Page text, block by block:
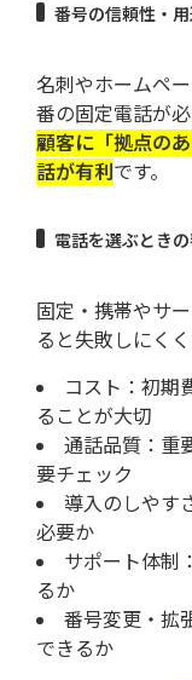
番号の信頼性・
名刺やホームペ
番の固定電話が
顧客に「拠点の
話が有利です。
電話を選ぶとき
固定・携帯やサ
ると失敗しにくく
コスト：初期
ることが大切
通話品質：重
要チェック
導入のしやす
必要か
サポート体制
るか
番号変更・拡
できるか